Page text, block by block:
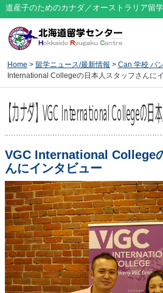
道産子のためのカナダ／オーストラリア留
Home > 留学ニュース/最新情報 > Can 学校 バ
International Collegeの日本人スタッフさんに
【カナダ】VGC International Collegeの日
VGC International College
んにインタビュー